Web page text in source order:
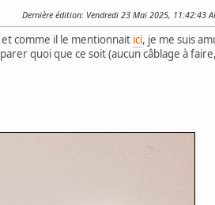
Dernière édition: Vendredi 23 Mai 2025, 11:42:43
et comme il le mentionnait ici, je me suis
quoi que ce soit (aucun câblage à